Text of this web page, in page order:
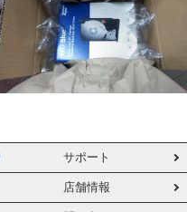
サポート
店舗情報